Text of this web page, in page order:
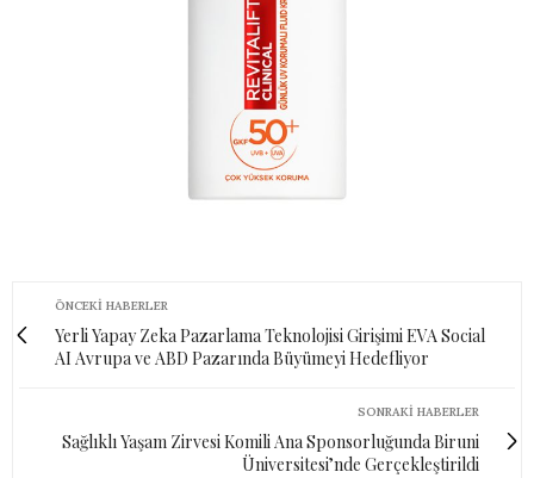
ÖNCEKI HABERLER
Yerli Yapay Zeka Pazarlama Teknolojisi Girişimi EVA Social
AI Avrupa ve ABD Pazarında Büyümeyi Hedefliyor
SONRAKI HABERLER
Sağlıklı Yaşam Zirvesi Komili Ana Sponsorluğunda Biruni
Üniversitesi’nde Gerçekleştirildi